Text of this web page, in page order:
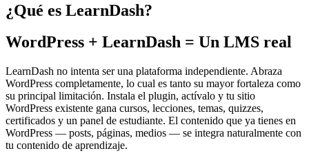
¿Qué es LearnDash?
WordPress + LearnDash = Un LMS real
LearnDash no intenta ser una plataforma independiente. Abraza
WordPress completamente, lo cual es tanto su mayor fortaleza como
su principal limitación. Instala el plugin, actívalo y tu sitio
WordPress existente gana cursos, lecciones, temas, quizzes,
certificados y un panel de estudiante. El contenido que ya tienes en
WordPress — posts, páginas, medios — se integra naturalmente con
tu contenido de aprendizaje.